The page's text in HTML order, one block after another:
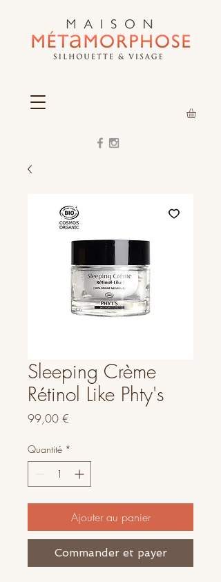
Sleeping Crème
Rétinol Like Phty's
99,00 €
Quantité *
Ajouter au panier
Commander et payer